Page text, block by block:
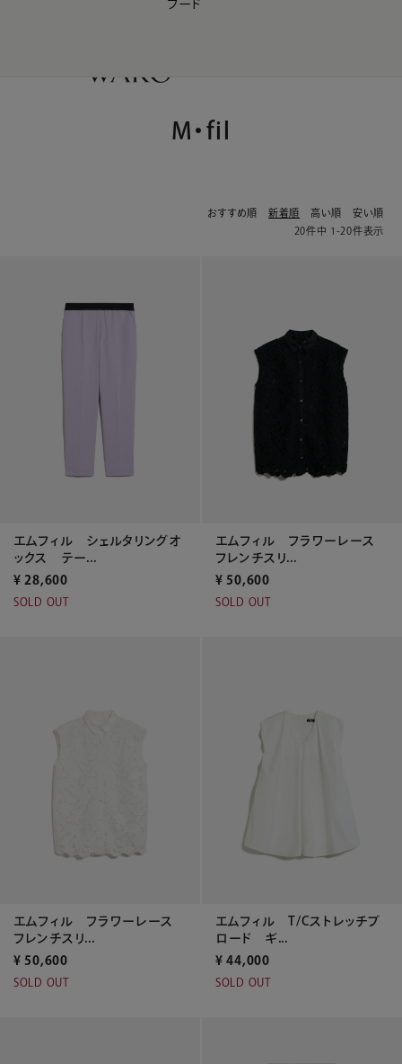
【会員様限定】夏のプレゼントキャンペーン開催中
フード
M・fil
おすすめ順 新着順 高い順
安い順
20件中 1 -20件表示
エムフィル シェルタリングオ
ックス テー...
¥ 28,600
SOLD OUT
エムフィル フラワーレース
フレンチスリ...
¥ 50,600
SOLD OUT
エムフィル フラワーレース
フレンチスリ...
¥ 50,600
SOLD OUT
エムフィル T/Cストレッチブ
ロード ギ...
¥ 44,000
SOLD OUT